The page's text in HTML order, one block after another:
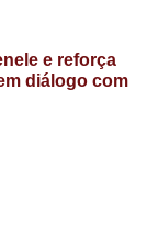
e reforça
diálogo com